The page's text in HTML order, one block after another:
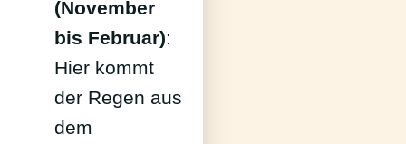
(November
bis Februar):
Hier kommt
der Regen aus
dem